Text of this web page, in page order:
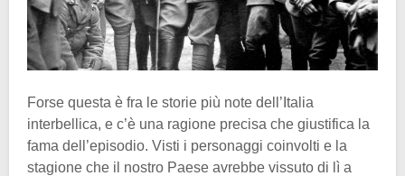
Forse questa è fra le storie più note dell’Italia
interbellica, e c’è una ragione precisa che giustifica la
fama dell’episodio. Visti i personaggi coinvolti e la
stagione che il nostro Paese avrebbe vissuto di lì a